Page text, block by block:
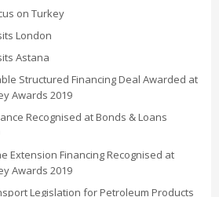
on Turkey
London
Astana
Structured Financing Deal Awarded at
Awards 2019
Recognised at Bonds & Loans
Extension Financing Recognised at
Awards 2019
Legislation for Petroleum Products